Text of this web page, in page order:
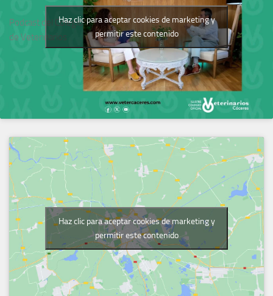
Podcast del Colegio
de Veterinarios
Haz clic para aceptar cookies de marketing y
permitir este contenido
Haz clic para aceptar cookies de marketing y
permitir este contenido